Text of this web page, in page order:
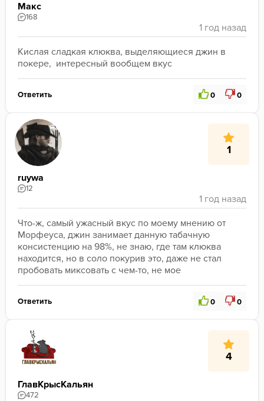
Макс
168
Кислая сладкая клюква, выделяющиеся джин в
покере,  интересный вообщем вкус
Ответить 0 0
1
ruywa
12
Что-ж, самый ужасный вкус по моему мнению от
Морфеуса, джин занимает данную табачную
консистенцию на 98%, не знаю, где там клюква
находится, но в соло покурив это, даже не стал
пробовать миксовать с чем-то, не мое
Ответить 0 0
4
ГлавКрысКальян
472